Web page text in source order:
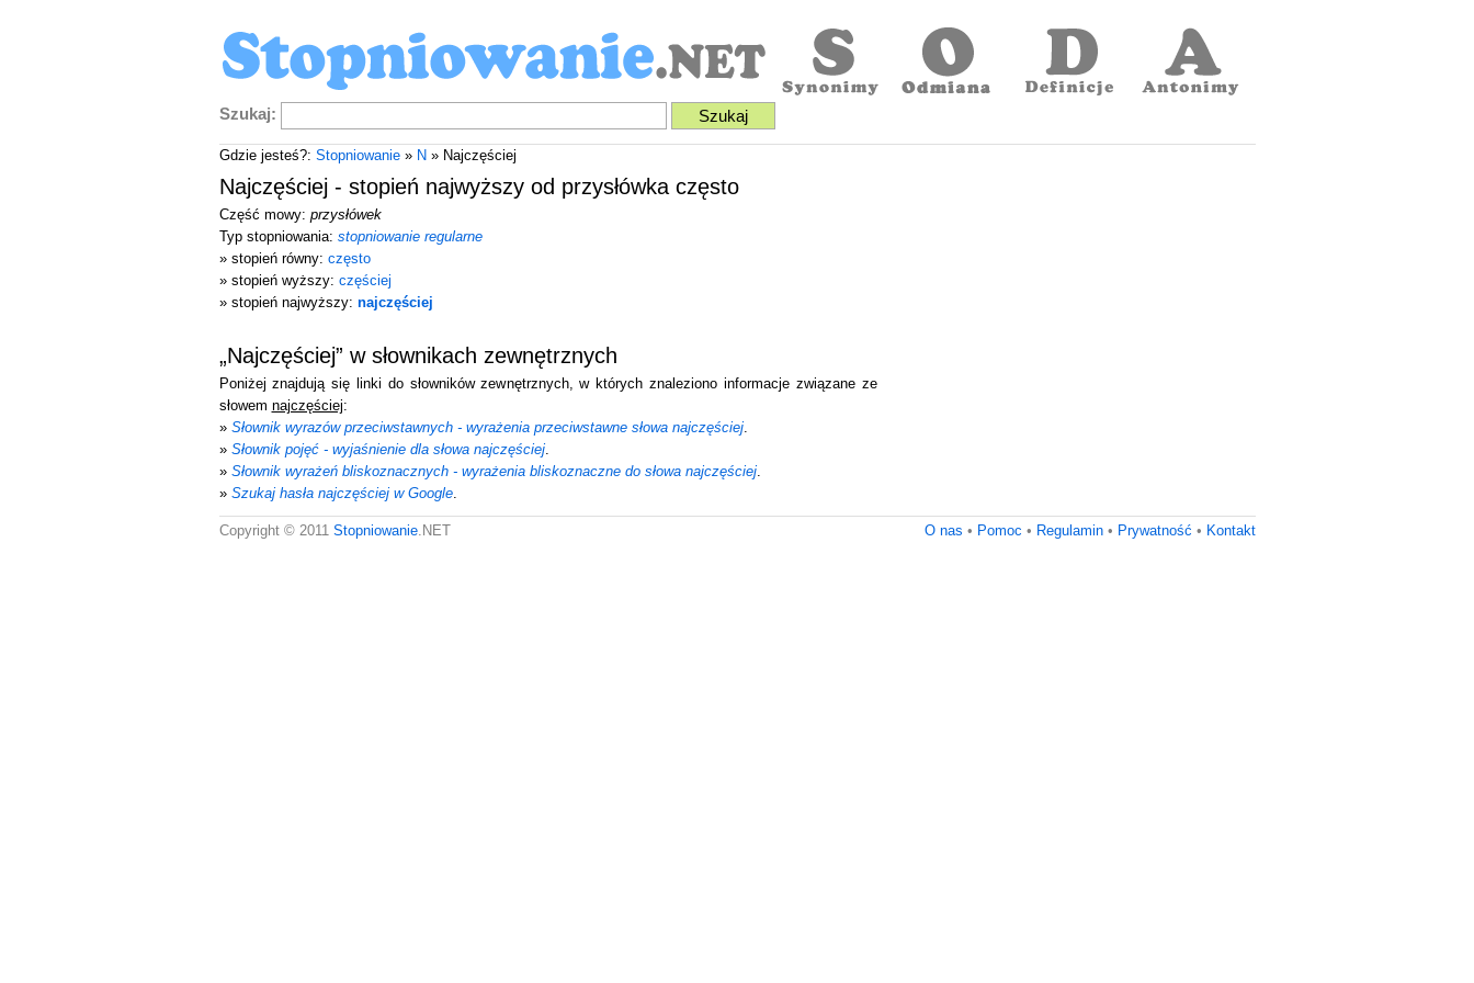
Szukaj:
Gdzie jesteś?: Stopniowanie» N » Najczęściej
Najczęściej - stopień najwyższy od przysłówka często
Część mowy: przysłówek
Typ stopniowania: stopniowanie regularne
» stopień równy: często
» stopień wyższy: częściej
» stopień najwyższy: najczęściej
„Najczęściej” w słownikach zewnętrznych
Poniżej znajdują się linki do słowników zewnętrznych, w których znaleziono informacje związane ze
słowem najczęściej:
» Słownik wyrazów przeciwstawnych - wyrażenia przeciwstawne słowa najczęściej.
» Słownik pojęć - wyjaśnienie dla słowa najczęściej.
» Słownik wyrażeń bliskoznacznych - wyrażenia bliskoznaczne do słowa najczęściej.
» Szukaj hasła najczęściej w Google.
O nas • Pomoc • Regulamin• Prywatność • Kontakt
Copyright © 2011 Stopniowanie.NET